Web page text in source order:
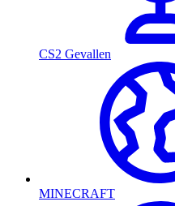
CS2 Gevallen
MINECRAFT